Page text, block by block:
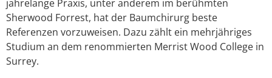
jahrelange Praxis, unter anderem im berühmten
Sherwood Forrest, hat der Baumchirurg beste
Referenzen vorzuweisen. Dazu zählt ein mehrjähriges
Studium an dem renommierten Merrist Wood College in
Surrey.